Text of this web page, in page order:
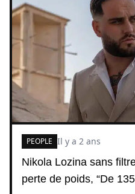
Nikola Lozina sans
perte de poids, “De
PEOPLE Il y a 2 ans